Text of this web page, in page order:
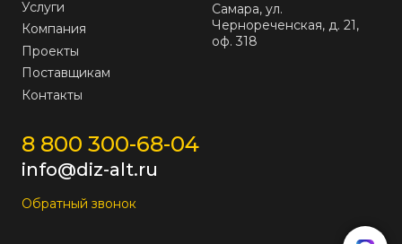
Услуги
Компания
Проекты
Поставщикам
Контакты
Самара, ул.
Чернореченская, д. 21,
оф. 318
8 800 300-68-04
info@diz-alt.ru
Обратный звонок